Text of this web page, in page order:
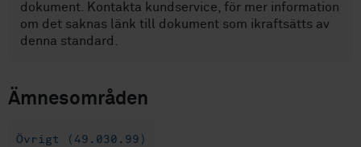
dokument. Kontakta kundservice, för mer information
om det saknas länk till dokument som ikraftsätts av
denna standard.
Ämnesområden
Övrigt (49.030.99)